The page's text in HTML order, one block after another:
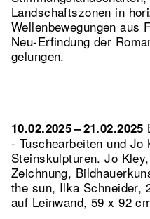
Landschaftszonen in
Wellenbewegungen
Neu-Erfindung der
gelungen.
10.02.2025 – 21.02.2025
- Tuschearbeiten und
Steinskulpturen. Jo
Zeichnung,
the sun, Ilka Schneider,
auf Leinwand, 59 x 92